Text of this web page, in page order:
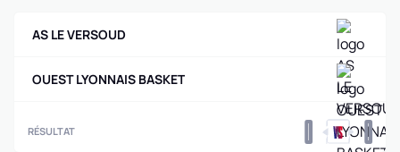
AS LE VERSOUD
OUEST LYONNAIS BASKET
RÉSULTAT 0 0